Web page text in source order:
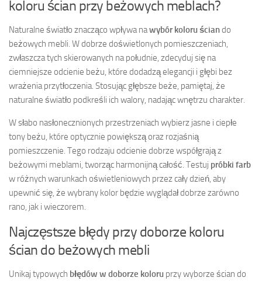
koloru ścian przy beżowych meblach?
Naturalne światło znacząco wpływa nawybór koloru ściando
beżowych mebli. W dobrze doświetlonych pomieszczeniach,
zwłaszcza tych skierowanych na południe, zdecyduj się na
ciemniejsze odcienie beżu, które dodadzą elegancji i głębi bez
wrażenia przytłoczenia. Stosując głębsze beże, pamiętaj, że
naturalne światło podkreśli ich walory, nadając wnętrzu charakter.
W słabo nasłonecznionych przestrzeniach wybierz jasne i ciepłe
tony beżu, które optycznie powiększą oraz rozjaśnią
pomieszczenie. Tego rodzaju odcienie dobrze współgrają z
beżowymi meblami, tworząc harmonijną całość. Testuj próbki farb
w różnych warunkach oświetleniowych przez cały dzień, aby
upewnić się, że wybrany kolor będzie wyglądał dobrze zarówno
rano, jak i wieczorem.
Najczęstsze błędy przy doborze koloru
ścian do beżowych mebli
Unikaj typowych błędów w doborze koloru przy wyborze ścian do